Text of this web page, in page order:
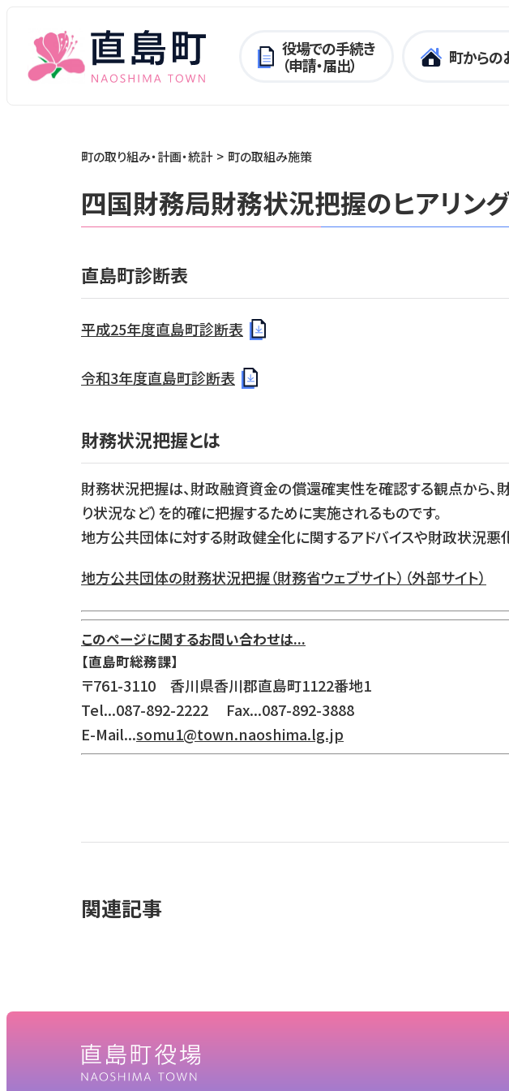
役場での手続き
（申請・届出）
町からの
町の取り組み・計画・統計 町の取組み施策
四国財務局財務状況把握のヒアリン
直島町診断表
平成25年度直島町診断表
令和3年度直島町診断表
財務状況把握とは
財務状況把握は、財政融資資金の償還確実性を確認する観点から
り状況など）を的確に把握するために実施されるものです。
地方公共団体に対する財政健全化に関するアドバイスや財政状況悪
地方公共団体の財務状況把握（財務省ウェブサイト）（外部サイト）
このページに関するお問い合わせは...
【直島町総務課】
〒761-3110 香川県香川郡直島町1122番地1
Tel...087-892-2222 Fax...087-892-3888
E-Mail...somu1@town.naoshima.lg.jp
関連記事